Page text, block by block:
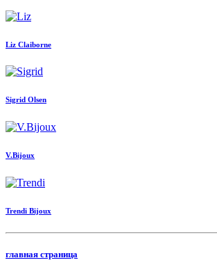
Liz Claiborne
Sigrid Olsen
V.Bijoux
Trendi Bijoux
главная страница